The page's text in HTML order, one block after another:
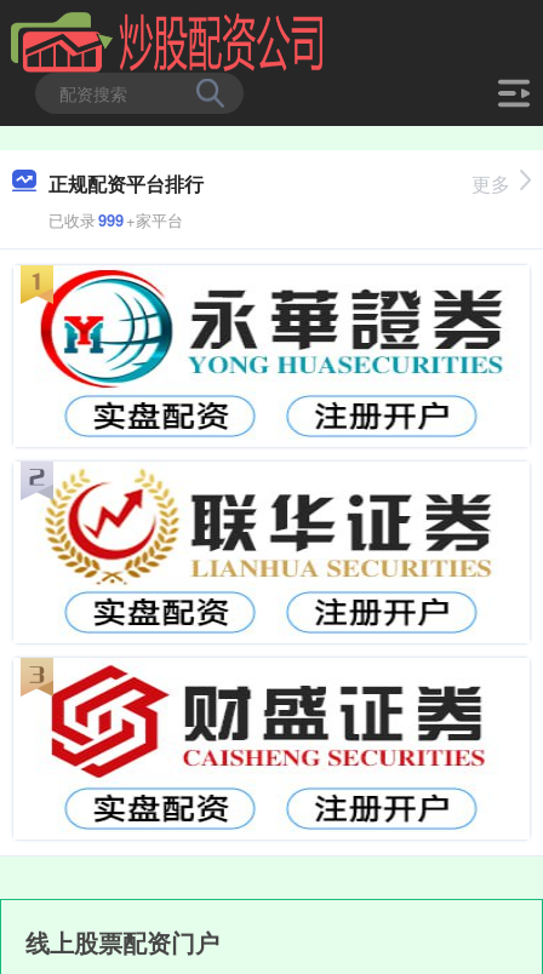
正规配资平台排行
已收录999+家平台
更多
线上股票配资门户